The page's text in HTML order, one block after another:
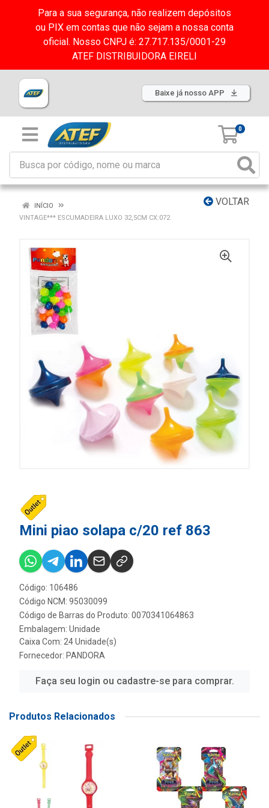
Para a sua segurança, não realizem depósitos
ou PIX em contas que não sejam a nossa conta
oficial. Nosso CNPJ é: 27.717.135/0001-29
ATEF DISTRIBUIDORA EIRELI
Baixe já nosso APP
0
VOLTAR
INÍCIO
VINTAGE*** ESCUMADEIRA LUXO 32,5CM CX:072
Mini piao solapa c/20 ref 863
Código: 106486
Código NCM: 95030099
Código de Barras do Produto: 0070341064863
Embalagem: Unidade
Caixa Com: 24 Unidade(s)
Fornecedor: PANDORA
Faça seu login ou cadastre-se para comprar.
Produtos Relacionados